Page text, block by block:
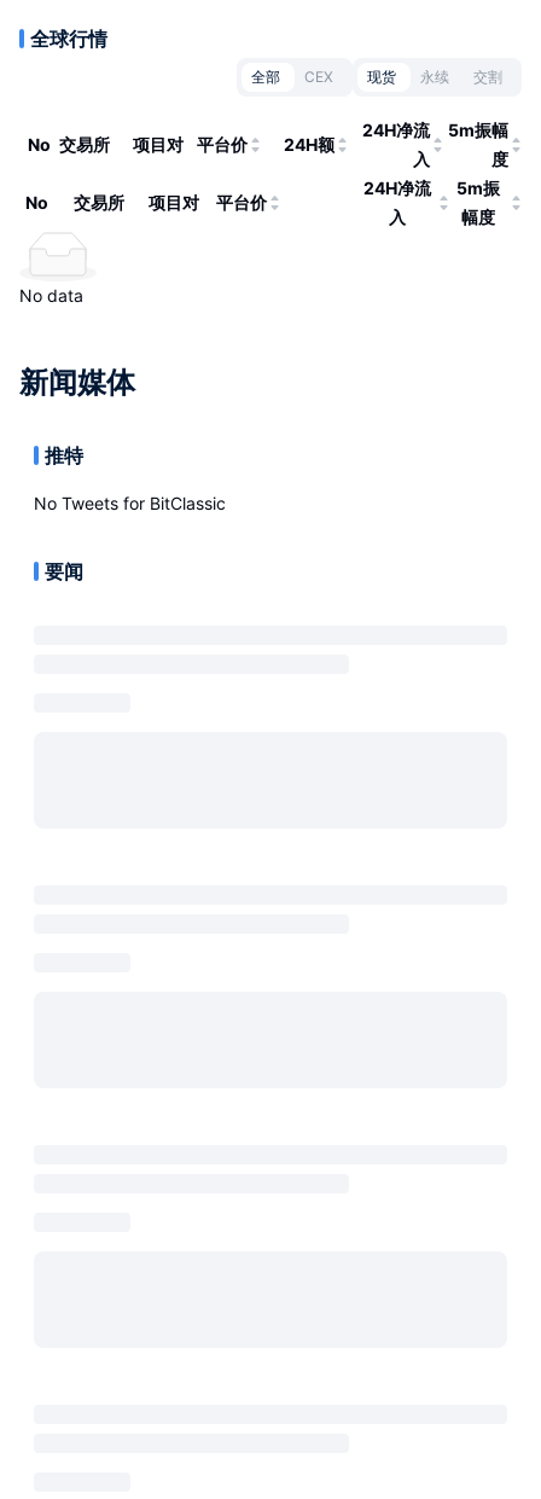
全球行情
全部 CEX 现货 永续 交割
No 交易所 项目对 平台价 24H额
24H净流
入
5m振幅
度
No 交易所 项目对 平台价
24H净流
入
5m振
幅度
No data
新闻媒体
推特
No Tweets for BitClassic
要闻